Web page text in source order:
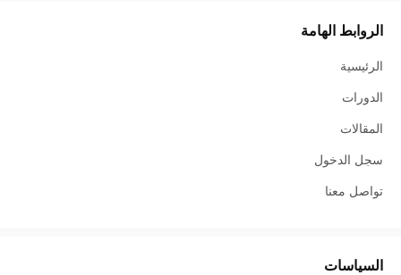
الروابط الهامة
الرئيسية
الدورات
المقالات
سجل الدخول
تواصل معنا
السياسات